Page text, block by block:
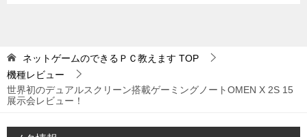
ネットゲームのできるＰＣ教えます TOP
機種レビュー
世界初のデュアルスクリーン搭載ゲーミングノートOMEN X 2S 15
展示会レビュー！